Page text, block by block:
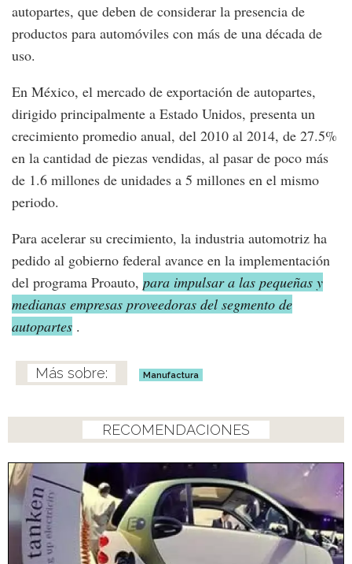
autopartes, que deben de considerar la presencia de
productos para automóviles con más de una década de
uso.
En México, el mercado de exportación de autopartes,
dirigido principalmente a Estado Unidos, presenta un
crecimiento promedio anual, del 2010 al 2014, de 27.5%
en la cantidad de piezas vendidas, al pasar de poco más
de 1.6 millones de unidades a 5 millones en el mismo
periodo.
Para acelerar su crecimiento, la industria automotriz ha
pedido al gobierno federal avance en la implementación
del programa Proauto, para impulsar a las pequeñas y
medianas empresas proveedoras del segmento de
autopartes .
Manufactura
RECOMENDACIONES